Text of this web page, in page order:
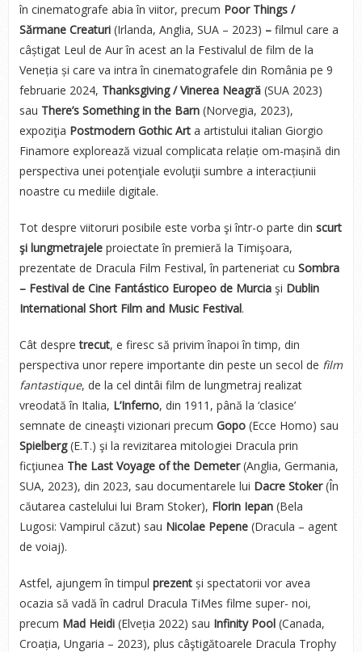
în cinematografe abia în viitor, precum Poor Things /
Sărmane Creaturi (Irlanda, Anglia, SUA – 2023) – filmul care a
câștigat Leul de Aur în acest an la Festivalul de film de la
Veneția și care va intra în cinematografele din România pe 9
februarie 2024, Thanksgiving / Vinerea Neagră (SUA 2023)
sau There’s Something in the Barn (Norvegia, 2023),
expoziţia Postmodern Gothic Arta artistului italian Giorgio
Finamore explorează vizual complicata relație om-mașină din
perspectiva unei potenţiale evoluţii sumbre a interacțiunii
noastre cu mediile digitale.
Tot despre viitoruri posibile este vorba şi într-o parte din scurt
şi lungmetrajeleproiectate în premieră la Timişoara,
prezentate de Dracula Film Festival, în parteneriat cu Sombra
– Festival de Cine Fantástico Europeo de Murciaşi Dublin
International Short Film and Music Festival.
Cât despretrecut, e firesc să privim înapoi în timp, din
perspectiva unor repere importante din peste un secol de film
fantastique, de la cel dintâi film de lungmetraj realizat
vreodată în Italia, L’Inferno, din 1911, până la ‘clasice’
semnate de cineaşti vizionari precum Gopo (Ecce Homo) sau
Spielberg(E.T.) şi la revizitarea mitologiei Dracula prin
ficţiunea The Last Voyage of the Demeter(Anglia, Germania,
SUA, 2023), din 2023, sau documentarele lui Dacre Stoker(În
căutarea castelului lui Bram Stoker), Florin Iepan (Bela
Lugosi: Vampirul căzut) sau Nicolae Pepene(Dracula – agent
de voiaj).
Astfel, ajungem în timpul prezentși spectatorii vor avea
ocazia să vadă în cadrul Dracula TiMes filme super- noi,
precum Mad Heidi(Elveția 2022) sau Infinity Pool (Canada,
Croația, Ungaria – 2023), plus câştigătoarele Dracula Trophy